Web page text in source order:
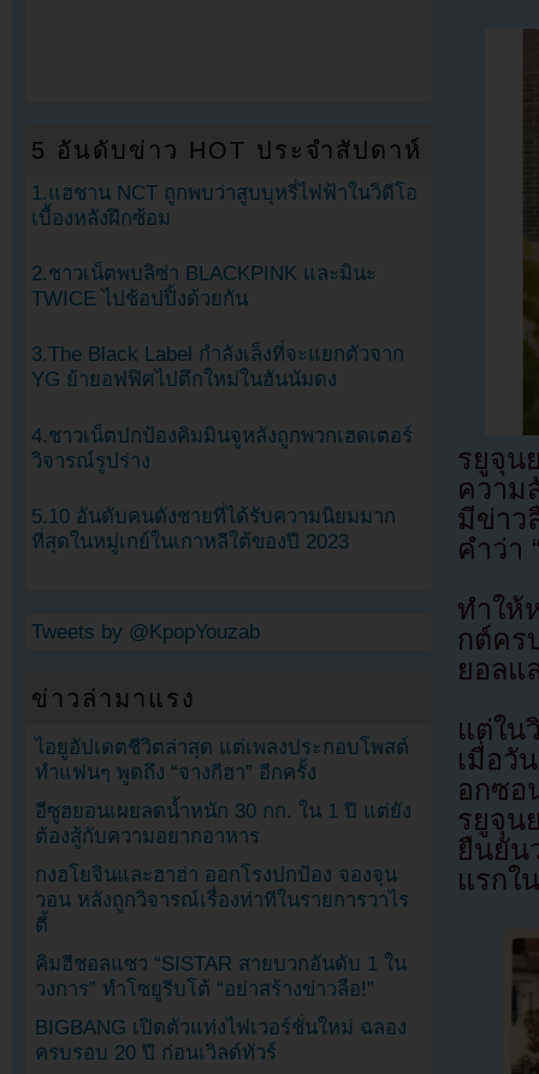
รยูจุน
ความ
มีข่าว
คำว่า
ทำให้
กต์ค
ยอลแ
แต่ใน
เมื่อวั
อกซอ
รยูจุน
ยืนยัน
แรกใ
5 อันดับข่าว HOT ประจำสัปดาห์
1.แฮชาน NCT ถูกพบว่าสูบบุหรี่ไฟฟ้าในวิดีโอ
เบื้องหลังฝึกซ้อม
2.ชาวเน็ตพบลิซ่า BLACKPINK และมินะ
TWICE ไปช้อปปิ้งด้วยกัน
3.The Black Label กำลังเล็งที่จะแยกตัวจาก
YG ย้ายอฟฟิศไปตึกใหม่ในฮันนัมดง
4.ชาวเน็ตปกป้องคิมมินจูหลังถูกพวกเฮดเตอร์
วิจารณ์รูปร่าง
5.10 อันดับคนดังชายที่ได้รับความนิยมมาก
ที่สุดในหมู่เกย์ในเกาหลีใต้ของปี 2023
Tweets by @KpopYouzab
ข่าวล่ามาแรง
ไอยูอัปเดตชีวิตล่าสุด แต่เพลงประกอบโพสต์
ทำแฟนๆ พูดถึง “จางกีฮา” อีกครั้ง
อีซูฮยอนเผยลดน้ำหนัก 30 กก. ใน 1 ปี แต่ยัง
ต้องสู้กับความอยากอาหาร
กงฮโยจินและฮาฮ่า ออกโรงปกป้อง จองจุน
วอน หลังถูกวิจารณ์เรื่องท่าทีในรายการวาไร
ตี้
คิมฮีชอลแซว “SISTAR สายบวกอันดับ 1 ใน
วงการ” ทำโซยูรีบโต้ “อย่าสร้างข่าวลือ!”
BIGBANG เปิดตัวแท่งไฟเวอร์ชั่นใหม่ ฉลอง
ครบรอบ 20 ปี ก่อนเวิลด์ทัวร์